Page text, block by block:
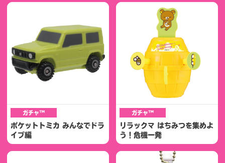
ガチャ™
ポケットトミカ みんなでドラ
イブ編
ガチャ™
リラックマ はちみつを集めよ
う！危機一発